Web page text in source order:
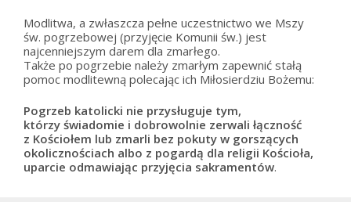
Modlitwa, a zwłaszcza pełne uczestnictwo we Mszy
św. pogrzebowej (przyjęcie Komunii św.) jest
najcenniejszym darem dla zmarłego.
Także po pogrzebie należy zmarłym zapewnić stałą
pomoc modlitewną polecając ich Miłosierdziu Bożemu:
Pogrzeb katolicki nie przysługuje tym,
którzy świadomie i dobrowolnie zerwali łączność
z Kościołem lub zmarli bez pokuty w gorszących
okolicznościach albo z pogardą dla religii Kościoła,
uparcie odmawiając przyjęcia sakramentów.